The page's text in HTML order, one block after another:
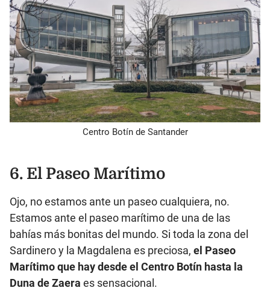
Centro Botín de Santander
6. El Paseo Marítimo
Ojo, no estamos ante un paseo cualquiera, no.
Estamos ante el paseo marítimo de una de las
bahías más bonitas del mundo. Si toda la zona del
Sardinero y la Magdalena es preciosa, el Paseo
Marítimo que haydesde el Centro Botín hasta la
Duna de Zaera es sensacional.